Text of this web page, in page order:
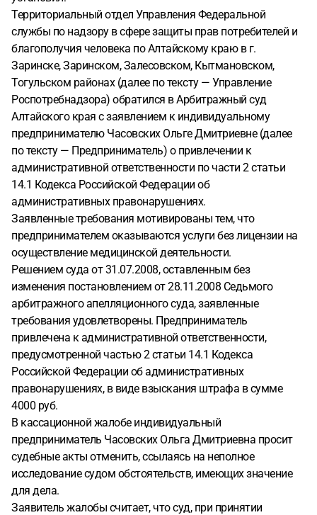
Территориальный отдел Управления Федеральной
службы по надзору в сфере защиты прав потребителей и
благополучия человека по Алтайскому краю в г.
Заринске, Заринском, Залесовском, Кытмановском,
Тогульском районах (далее по тексту — Управление
Роспотребнадзора) обратился в Арбитражный суд
Алтайского края с заявлением к индивидуальному
предпринимателю Часовских Ольге Дмитриевне (далее
по тексту — Предприниматель) о привлечении к
административной ответственности по части 2 статьи
14.1 Кодекса Российской Федерации об
административных правонарушениях.
Заявленные требования мотивированы тем, что
предпринимателем оказываются услуги без лицензии на
осуществление медицинской деятельности.
Решением суда от 31.07.2008, оставленным без
изменения постановлением от 28.11.2008 Седьмого
арбитражного апелляционного суда, заявленные
требования удовлетворены. Предприниматель
привлечена к административной ответственности,
предусмотренной частью 2 статьи 14.1 Кодекса
Российской Федерации об административных
правонарушениях, в виде взыскания штрафа в сумме
4000 руб.
В кассационной жалобе индивидуальный
предприниматель Часовских Ольга Дмитриевна просит
судебные акты отменить, ссылаясь на неполное
исследование судом обстоятельств, имеющих значение
для дела.
Заявитель жалобы считает, что суд, при принятии